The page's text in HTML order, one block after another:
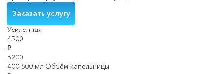
Заказать услугу
Усиленная
4500
₽
5200
400-600 мл Объём капельницы